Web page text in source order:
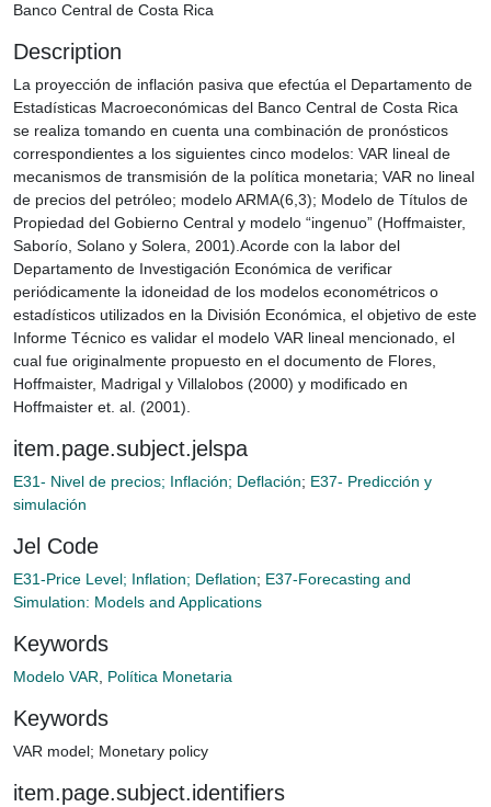
Banco Central de Costa Rica
Description
La proyección de inflación pasiva que efectúa el Departamento de
Estadísticas Macroeconómicas del Banco Central de Costa Rica
se realiza tomando en cuenta una combinación de pronósticos
correspondientes a los siguientes cinco modelos: VAR lineal de
mecanismos de transmisión de la política monetaria; VAR no lineal
de precios del petróleo; modelo ARMA(6,3); Modelo de Títulos de
Propiedad del Gobierno Central y modelo “ingenuo” (Hoffmaister,
Saborío, Solano y Solera, 2001).Acorde con la labor del
Departamento de Investigación Económica de verificar
periódicamente la idoneidad de los modelos econométricos o
estadísticos utilizados en la División Económica, el objetivo de este
Informe Técnico es validar el modelo VAR lineal mencionado, el
cual fue originalmente propuesto en el documento de Flores,
Hoffmaister, Madrigal y Villalobos (2000) y modificado en
Hoffmaister et. al. (2001).
item.page.subject.jelspa
E31- Nivel de precios; Inflación; Deflación; E37- Predicción y
simulación
Jel Code
E31-Price Level; Inflation; Deflation; E37-Forecasting and
Simulation: Models and Applications
Keywords
Modelo VAR Política Monetaria
Keywords
VAR model; Monetary policy
item.page.subject.identifiers